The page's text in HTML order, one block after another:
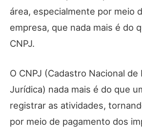
área, especialmente por meio
empresa, que nada mais é do
CNPJ.
O CNPJ (Cadastro Nacional de
Jurídica) nada mais é do que
registrar as atividades,
por meio de pagamento dos